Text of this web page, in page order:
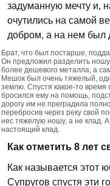
задуманную мечту и,
очутились на самой
добром, а на нем был
Брат, что был постарше,
Он предложил разделить
более дешевого металла, а
Мешок был очень тяжелый,
землю. Спустя какое-то
бросился ему на помощь,
дорогу им не преградила
перебросив через реку свой
нес тяжелую ношу, а не клад.
настоящий клад.
Как отметить 8 лет
Как называется этот
Супругов спустя эти